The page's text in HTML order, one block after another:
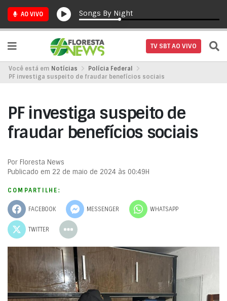
AO VIVO Songs By Night
TV SBT AO VIVO
Você está em Notícias
Polícia Federal
PF investiga suspeito de fraudar benefícios sociais
PF investiga suspeito de
fraudar benefícios sociais
Por Floresta News
Publicado em 22 de maio de 2024 às 00:49H
COMPARTILHE:
FACEBOOK MESSENGER WHATSAPP
TWITTER